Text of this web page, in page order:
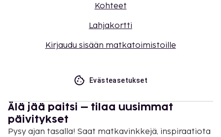
Kohteet
Lahjakortti
Kirjaudu sisään matkatoimistoille
Evästeasetukset
Älä jää paitsi – tilaa uusimmat
päivitykset
Pysy ajan tasalla! Saat matkavinkkejä, inspiraatiota